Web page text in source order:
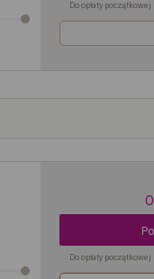
Do opłaty
Do opłaty